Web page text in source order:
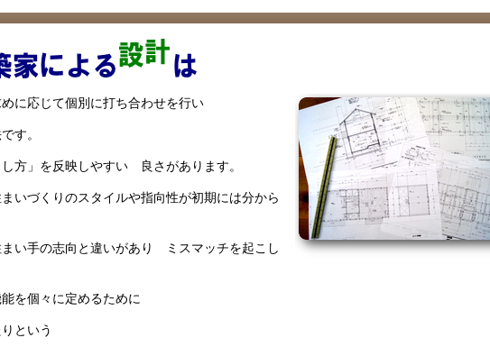
に応じて個別に打ち合わせを行い
す。
方」を反映しやすい 良さがあります。
づくりのスタイルや指向性が初期には分から
い手の志向と違いがあり ミスマッチを起こし
を個々に定めるために
という